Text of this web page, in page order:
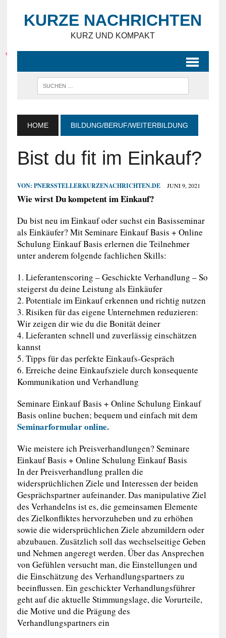
KURZE NACHRICHTEN
KURZ UND KOMPAKT
HOME BILDUNG/BERUF/WEITERBILDUNG
Bist du fit im Einkauf?
VON: PNERSSTELLERKURZENACHRICHTEN.DE JUNI 9, 2021
Wie wirst Du kompetent im Einkauf?
Du bist neu im Einkauf oder suchst ein Basisseminar
als Einkäufer? Mit Seminare Einkauf Basis + Online
Schulung Einkauf Basis erlernen die Teilnehmer
unter anderem folgende fachlichen Skills:
1. Lieferantenscoring – Geschickte Verhandlung – So
steigerst du deine Leistung als Einkäufer
2. Potentiale im Einkauf erkennen und richtig nutzen
3. Risiken für das eigene Unternehmen reduzieren:
Wir zeigen dir wie du die Bonität deiner
4. Lieferanten schnell und zuverlässig einschätzen
kannst
5. Tipps für das perfekte Einkaufs-Gespräch
6. Erreiche deine Einkaufsziele durch konsequente
Kommunikation und Verhandlung
Seminare Einkauf Basis + Online Schulung Einkauf
Basis online buchen; bequem und einfach mit dem
Seminarformular online.
Wie meistere ich Preisverhandlungen? Seminare
Einkauf Basis + Online Schulung Einkauf Basis
In der Preisverhandlung prallen die
widersprüchlichen Ziele und Interessen der beiden
Gesprächspartner aufeinander. Das manipulative Ziel
des Verhandelns ist es, die gemeinsamen Elemente
des Zielkonfliktes hervorzuheben und zu erhöhen
sowie die widersprüchlichen Ziele abzumildern oder
abzubauen. Zusätzlich soll das wechselseitige Geben
und Nehmen angeregt werden. Über das Ansprechen
von Gefühlen versucht man, die Einstellungen und
die Einschätzung des Verhandlungspartners zu
beeinflussen. Ein geschickter Verhandlungsführer
geht auf die aktuelle Stimmungslage, die Vorurteile,
die Motive und die Prägung des
Verhandlungspartners ein